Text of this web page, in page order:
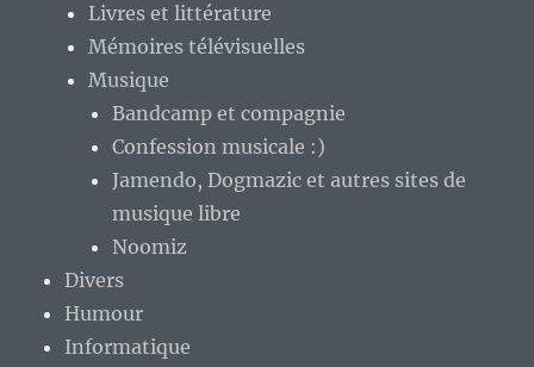
Livres et littérature
Mémoires télévisuelles
Musique
Bandcamp et compagnie
Confession musicale :)
Jamendo, Dogmazic et autres sites de
musique libre
Noomiz
Divers
Humour
Informatique